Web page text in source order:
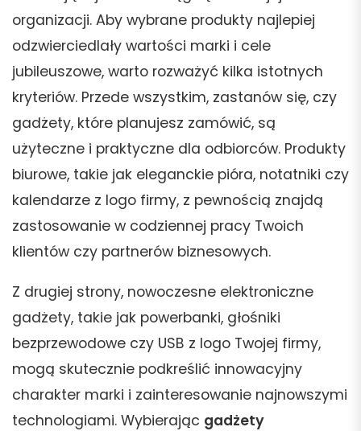
organizacji. Aby wybrane produkty najlepiej
odzwierciedlały wartości marki i cele
jubileuszowe, warto rozważyć kilka istotnych
kryteriów. Przede wszystkim, zastanów się, czy
gadżety, które planujesz zamówić, są
użyteczne i praktyczne dla odbiorców. Produkty
biurowe, takie jak eleganckie pióra, notatniki czy
kalendarze z logo firmy, z pewnością znajdą
zastosowanie w codziennej pracy Twoich
klientów czy partnerów biznesowych.
Z drugiej strony, nowoczesne elektroniczne
gadżety, takie jak powerbanki, głośniki
bezprzewodowe czy USB z logo Twojej firmy,
mogą skutecznie podkreślić innowacyjny
charakter marki i zainteresowanie najnowszymi
technologiami. Wybierając gadżety